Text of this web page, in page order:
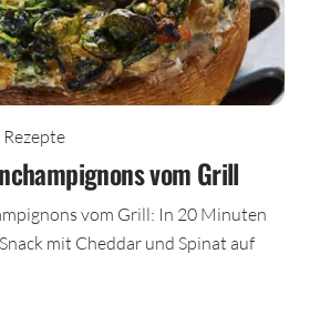
Rezepte
vom Grill
vom Grill: In 20 Minuten
mit Cheddar und Spinat auf